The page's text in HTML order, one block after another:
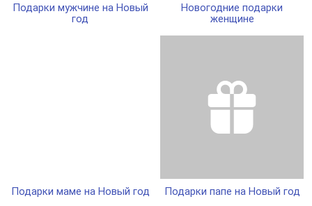
Подарки мужчине на Новый
год
Новогодние подарки
женщине
Подарки маме на Новый год Подарки папе на Новый год